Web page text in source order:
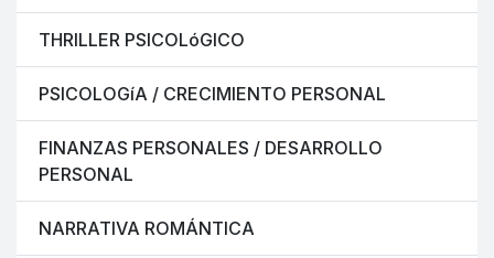
THRILLER PSICOLóGICO
PSICOLOGíA / CRECIMIENTO PERSONAL
FINANZAS PERSONALES / DESARROLLO
PERSONAL
NARRATIVA ROMÁNTICA